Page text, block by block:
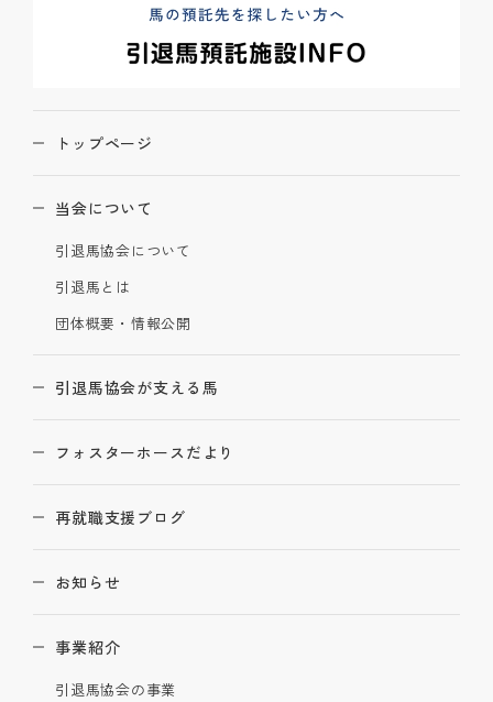
トップページ
当会について
引退馬協会について
引退馬とは
団体概要・情報公開
引退馬協会が支える馬
フォスターホースだより
再就職支援ブログ
お知らせ
事業紹介
引退馬協会の事業